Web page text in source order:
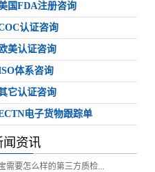
国FDA注册咨询
认证咨询
欧美认证咨询
体系咨询
它认证咨询
电子货物跟踪单
闻资讯
需要怎么样的第三方质检...